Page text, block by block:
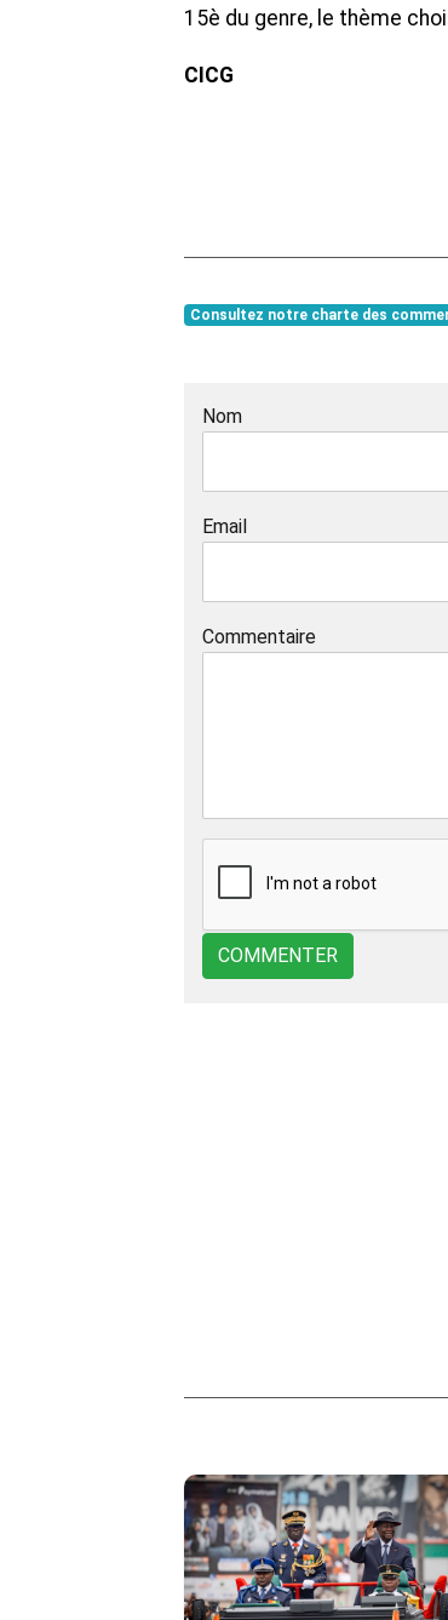
15è du genre, le thème
CICG
Consultez notre charte des
Nom
Email
Commentaire
COMMENTER